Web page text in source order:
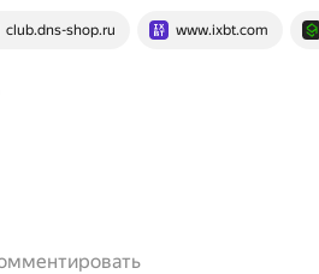
club.dns-shop.ru www.ixbt.com